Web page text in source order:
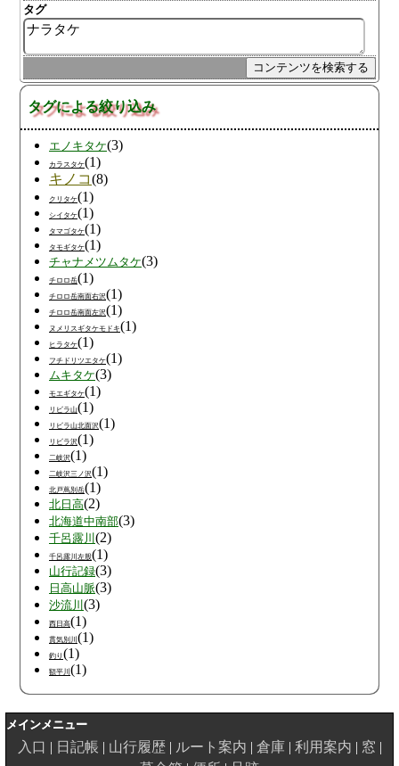
タグ
タグによる絞り込み
エノキタケ(3)
カラスタケ(1)
キノコ(8)
クリタケ(1)
シイタケ(1)
タマゴタケ(1)
タモギタケ(1)
チャナメツムタケ(3)
チロロ岳(1)
チロロ岳南面右沢(1)
チロロ岳南面左沢(1)
ヌメリスギタケモドキ(1)
ヒラタケ(1)
フチドリツエタケ(1)
ムキタケ(3)
モエギタケ(1)
リビラ山(1)
リビラ山北面沢(1)
リビラ沢(1)
二岐沢(1)
二岐沢三ノ沢(1)
北戸蔦別岳(1)
北日高(2)
北海道中南部(3)
千呂露川 (2)
千呂露川左股(1)
山行記録(3)
日高山脈(3)
沙流川 (3)
西日高(1)
貫気別川 (1)
釣り (1)
額平川 (1)
メインメニュー
入口 日記帳 山行履歴 ルート案内 倉庫 利用案内
窓